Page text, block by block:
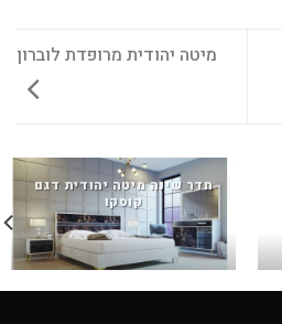
מיטה יהודית מרופדת לוברון
חדר שינה מיטה יהודית דגם
קוסקו